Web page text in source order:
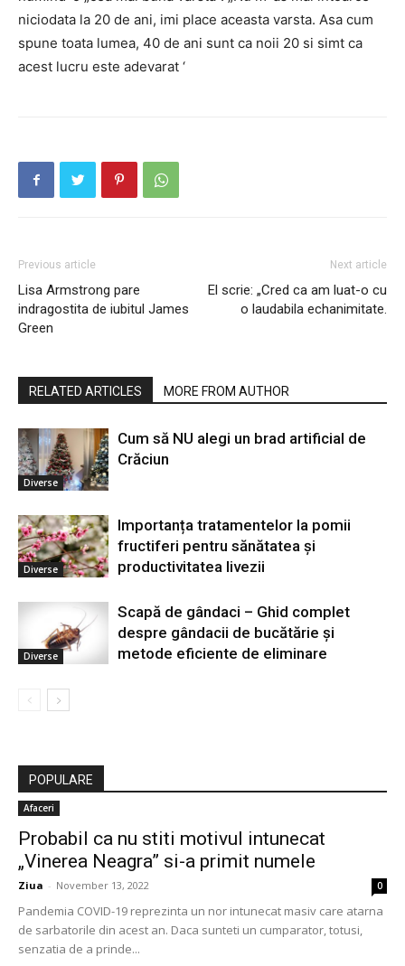
niciodata la 20 de ani, imi place aceasta varsta. Asa cum
spune toata lumea, 40 de ani sunt ca noii 20 si simt ca
acest lucru este adevarat ‘
Previous article
Lisa Armstrong pare
indragostita de iubitul James
Green
Next article
El scrie: „Cred ca am luat-o cu
o laudabila echanimitate.
RELATED ARTICLES MORE FROM AUTHOR
Diverse
Cum să NU alegi un brad artificial de
Crăciun
Diverse
Importanța tratamentelor la pomii
fructiferi pentru sănătatea și
productivitatea livezii
Diverse
Scapă de gândaci – Ghid complet
despre gândacii de bucătărie și
metode eficiente de eliminare
POPULARE
Afaceri
Probabil ca nu stiti motivul intunecat
„Vinerea Neagra” si-a primit numele
Ziua - November 13, 2022 0
Pandemia COVID-19 reprezinta un nor intunecat masiv care atarna
de sarbatorile din acest an. Daca sunteti un cumparator, totusi,
senzatia de a prinde...